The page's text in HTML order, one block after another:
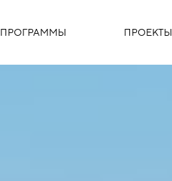
ПРОГРАММЫ ПРОЕКТЫ